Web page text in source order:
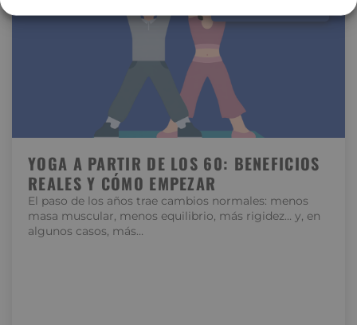
YOGA A PARTIR DE LOS 60: BENEFICIOS
REALES Y CÓMO EMPEZAR
El paso de los años trae cambios normales: menos
masa muscular, menos equilibrio, más rigidez… y, en
algunos casos, más…